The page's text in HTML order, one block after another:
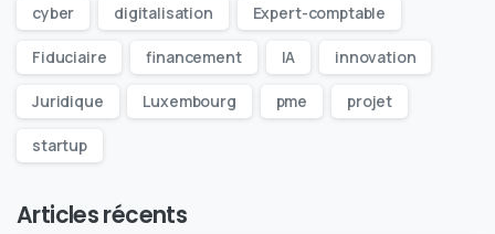
cyber digitalisation Expert-comptable
Fiduciaire financement IA innovation
Juridique Luxembourg pme projet
startup
Articles récents